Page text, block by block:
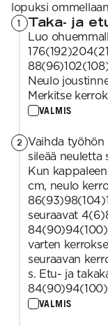
lopuksi
1 Taka- ja
Luo
Neulo
Merkitse
VALMIS
2 Vaihda
sileää neuletta
Kun
cm, neulo
seuraavat
varten
seuraavan
s. Etu- ja
VALMIS